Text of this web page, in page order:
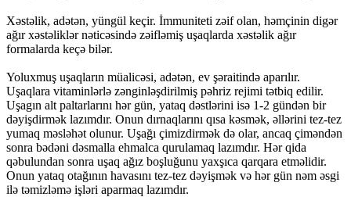
Xəstəlik, adətən, yüngül keçir. İmmuniteti zəif olan, həmçinin digər
ağır xəstəliklər nəticəsində zəifləmiş uşaqlarda xəstəlik ağır
formalarda keçə bilər.
Yoluxmuş uşaqların müalicəsi, adətən, ev şəraitində aparılır.
Uşaqlara vitaminlərlə zənginləşdirilmiş pəhriz rejimi tətbiq edilir.
Uşagın alt paltarlarını hər gün, yataq dəstlərini isə 1-2 gündən bir
dəyişdirmək lazımdır. Onun dırnaqlarını qısa kəsmək, əllərini tez-tez
yumaq məsləhət olunur. Uşağı çimizdirmək də olar, ancaq çiməndən
sonra bədəni dəsmalla ehmalca qurulamaq lazımdır. Hər qida
qəbulundan sonra uşaq ağız boşluğunu yaxşıca qarqara etməlidir.
Onun yataq otağının havasını tez-tez dəyişmək və hər gün nəm əsgi
ilə təmizləmə işləri aparmaq lazımdır.